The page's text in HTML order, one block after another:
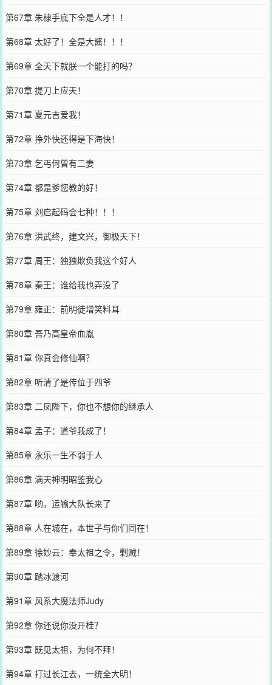
第67章 朱棣手底下全是人才！！
第68章 太好了！全是大酱！！！
第69章 全天下就朕一个能打的吗？
第70章 提刀上应天！
第71章 夏元吉爱我！
第72章 挣外快还得是下海快！
第73章 乞丐何曾有二妻
第74章 都是爹您教的好！
第75章 刘启起码会七种！！！
第76章 洪武终，建文兴，御极天下！
第77章 周王：独独欺负我这个好人
第78章 秦王：谁给我也弄没了
第79章 雍正：前明徒增笑料耳
第80章 吾乃高皇帝血胤
第81章 你真会修仙啊？
第82章 听清了是传位于四爷
第83章 二凤陛下，你也不想你的继承人
第84章 孟子：道爷我成了！
第85章 永乐一生不弱于人
第86章 满天神明昭鉴我心
第87章 哟，运输大队长来了
第88章 人在城在，本世子与你们同在！
第89章 徐妙云：奉太祖之令，剿贼！
第90章 踏冰渡河
第91章 风系大魔法师Judy
第92章 你还说你没开桂？
第93章 既见太祖，为何不拜！
第94章 打过长江去，一统全大明！